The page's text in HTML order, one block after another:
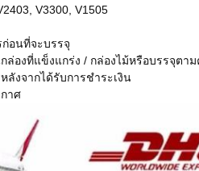
V3300, V1505
ก่อนที่จะบรรจุ
ล่องที่แข็งแกร่ง / กล่องไม้หรือบรรจุตา
ลังจากได้รับการชำระเงิน
าศ